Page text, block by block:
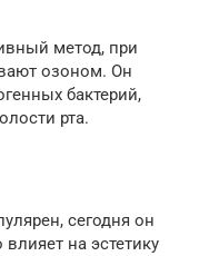
метод, при
озоном. Он
бактерий,
рта.
сегодня он
влияет на эстетику